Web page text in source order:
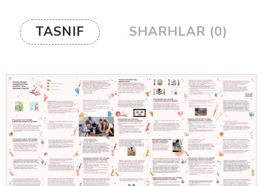
TASNIF SHARHLAR (0)